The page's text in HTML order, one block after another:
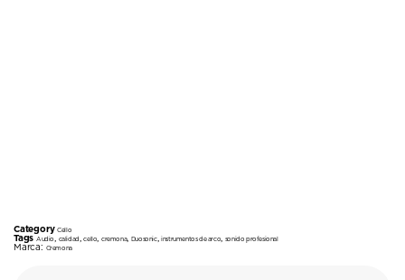
Category Cello
Tags Audio calidad ,cello ,cremona, Duosonic,instrumentos de arco sonido profesional
Marca: Cremona